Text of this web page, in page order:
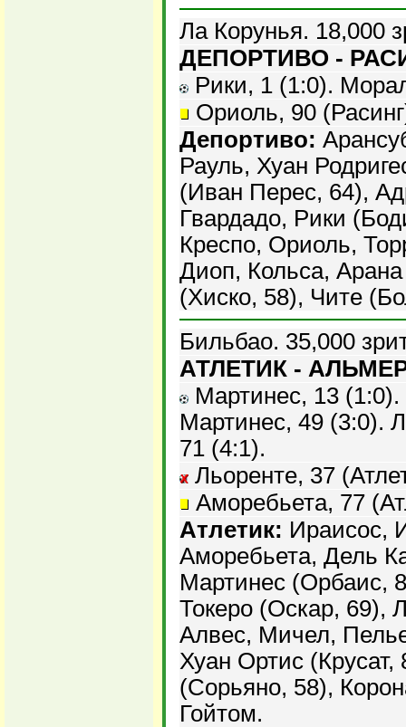
Ла Корунья. 18,000
ДЕПОРТИВО -
Рики, 1 (1:0).
Ориоль, 90
Депортиво:
Рауль, Хуан
(Иван Перес, 64),
Гвардадо, Рики
Креспо, Ориоль,
Диоп, Кольса,
(Хиско, 58), Чите
Бильбао. 35,000
АТЛЕТИК -
Мартинес, 13 (1:0).
Мартинес, 49 (3:0).
71 (4:1).
Льоренте, 37
Аморебьета, 77
Атлетик: Ираисос,
Аморебьета, Дель
Мартинес (Орбаис,
Токеро (Оскар, 69),
Алвес, Мичел,
Хуан Ортис (Крусат,
(Сорьяно, 58),
Гойтом.